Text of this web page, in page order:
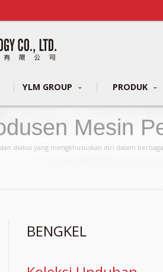
YLM GROUP PRODUK
Mesin
diakui yang mengkhususkan diri dalam
BENGKEL